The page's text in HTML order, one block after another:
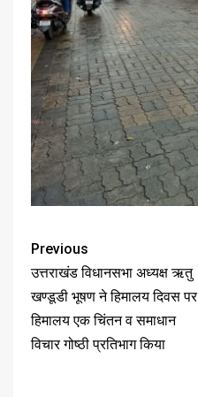
Previous
उत्तराखंड विधानसभा अध्यक्ष ऋतु
खण्डूडी भूषण ने हिमालय दिवस पर
हिमालय एक चिंतन व समाधान
विचार गोष्ठी प्रतिभाग किया